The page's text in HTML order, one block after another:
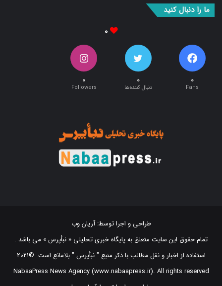
تمام حقوق این سایت متعلق به پایگاه خبری تحلیلی « نبأپرس » می باشد .
استفاده از اخبار و نقل مطالب با ذکر منبع "‌ نبأپرس " بلامانع است. ©2021
NabaaPress News Agency (www.nabaapress.ir). All rights reserved
طراحی و اجرا توسط آریان وب!